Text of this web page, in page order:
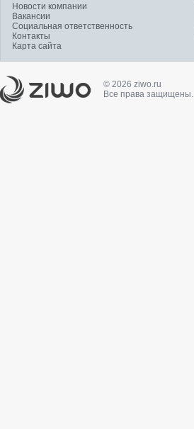
Новости компании
Вакансии
Социальная ответственность
Контакты
Карта сайта
© 2026 ziwo.ru
Все права защищены.